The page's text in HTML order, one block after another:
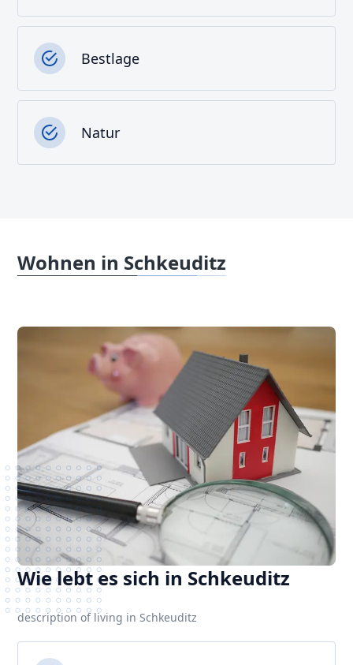
Bestlage
Natur
Wohnen in Schkeuditz
Wie lebt es sich in Schkeuditz
description of living in Schkeuditz